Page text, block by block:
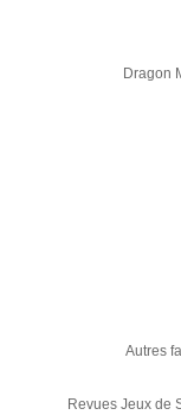
Dragon
Autres
Revues Jeux de